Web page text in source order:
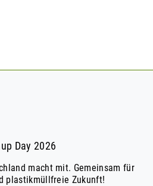
Day 2026
macht mit. Gemeinsam für
plastikmüllfreie Zukunft!